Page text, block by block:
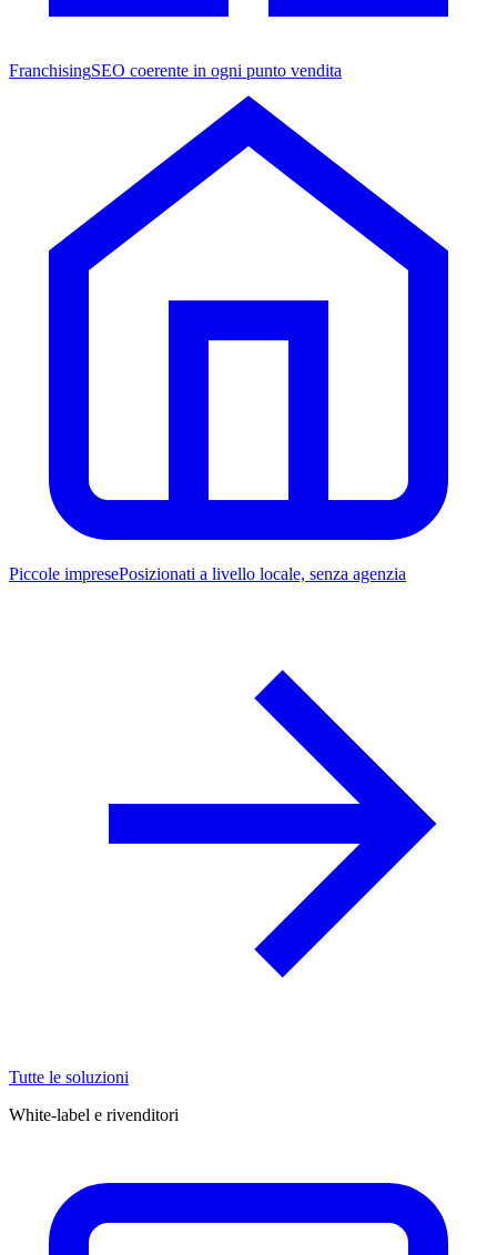
FranchisingSEO coerente in ogni punto vendita
Piccole impresePosizionati a livello locale, senza agenzia
Tutte le soluzioni
White-label e rivenditori